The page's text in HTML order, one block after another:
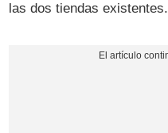
las dos tiendas existentes.